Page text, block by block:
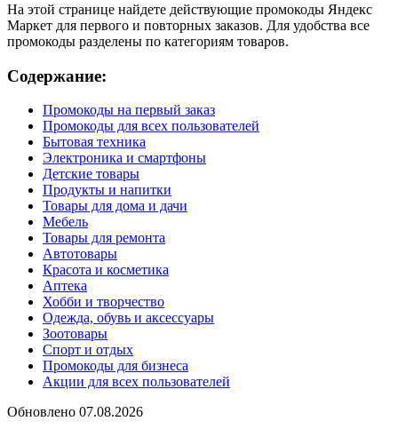
На этой странице найдете действующие промокоды Яндекс
Маркет для первого и повторных заказов. Для удобства все
промокоды разделены по категориям товаров.
Содержание:
Промокоды на первый заказ
Промокоды для всех пользователей
Бытовая техника
Электроника и смартфоны
Детские товары
Продукты и напитки
Товары для дома и дачи
Мебель
Товары для ремонта
Автотовары
Красота и косметика
Аптека
Хобби и творчество
Одежда, обувь и аксессуары
Зоотовары
Спорт и отдых
Промокоды для бизнеса
Акции для всех пользователей
Обновлено 07.08.2026